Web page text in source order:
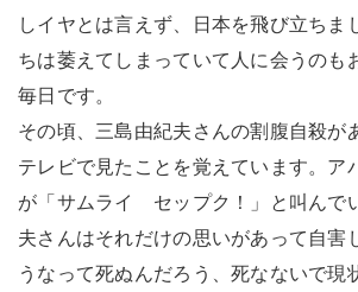
しイヤとは言えず、日本を飛び立ちま
ちは萎えてしまっていて人に会うのも
毎日です。
その頃、三島由紀夫さんの割腹自殺が
テレビで見たことを覚えています。ア
が「サムライ セップク！」と叫んで
夫さんはそれだけの思いがあって自害
うなって死ぬんだろう、死なないで現